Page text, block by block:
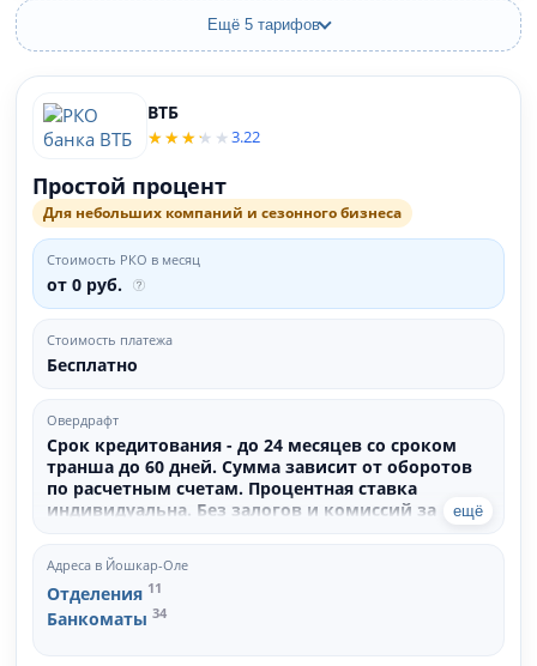
Ещё 5 тарифов
ВТБ
3.22
Простой процент
Для небольших компаний и сезонного бизнеса
Стоимость РКО в месяц
от 0 руб.
Стоимость платежа
Бесплатно
Овердрафт
Срок кредитования - до 24 месяцев со сроком
транша до 60 дней. Сумма зависит от оборотов
по расчетным счетам. Процентная ставка
индивидуальна. Без залогов и комиссий за
ещё
Адреса в Йошкар-Оле
Отделения 11
Банкоматы34